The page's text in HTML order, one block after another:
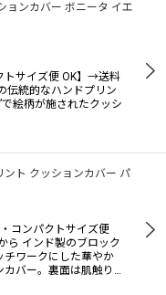
ョンカバー ボニータ イエ
トサイズ便 OK】→送料
伝統的なハンドプリン
で絵柄が施されたクッシ
ント クッションカバー パ
コンパクトサイズ便
ら インド製のブロック
チワークにした華やか
カバー。裏面は肌触り…